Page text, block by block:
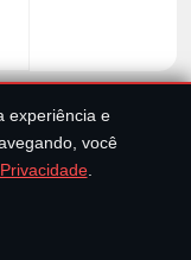
Cookies
experiência e
você
.